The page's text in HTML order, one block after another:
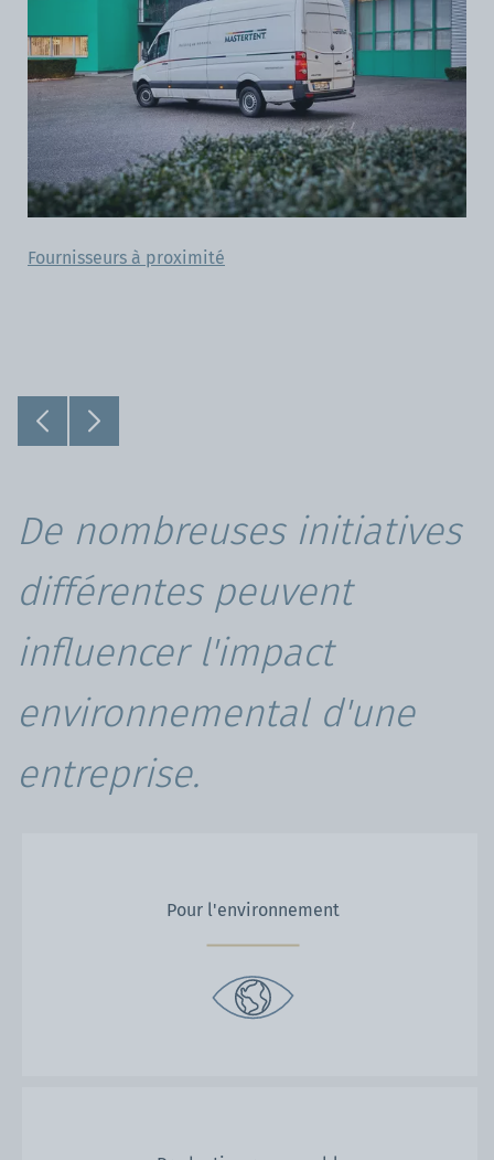
Fournisseurs à proximité
De nombreuses initiatives
différentes peuvent
influencer l'impact
environnemental d'une
entreprise.
Pour l'environnement